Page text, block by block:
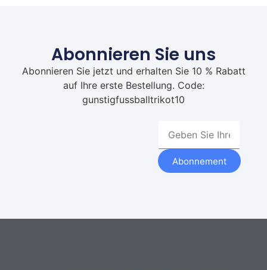
Abonnieren Sie uns
Abonnieren Sie jetzt und erhalten Sie 10 % Rabatt
auf Ihre erste Bestellung. Code:
gunstigfussballtrikot10
Abonnement